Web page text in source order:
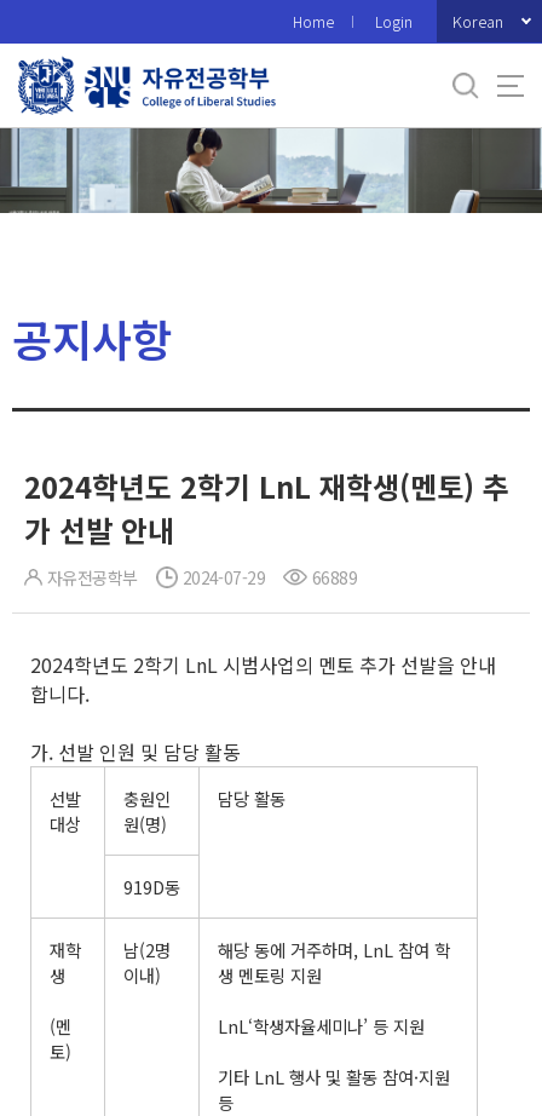
로
메
Home Login Korean
공지사항
2024학년도 2학기 LnL 재학생(멘토) 추
가 선발 안내
자유전공학부 2024-07-29 66889
2024학년도 2학기 LnL 시범사업의 멘토 추가 선발을 안내
합니다.
가. 선발 인원 및 담당 활동
선발
대상
충원인
원(명)
담당 활동
919D동
재학
생
(멘
토)
남(2명
이내)
해당 동에 거주하며, LnL 참여 학
생 멘토링 지원
LnL‘학생자율세미나’ 등 지원
기타 LnL 행사 및 활동 참여·지원
등